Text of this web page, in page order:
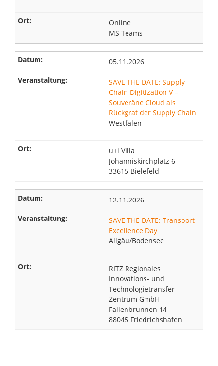
Online
MS Teams
05.11.2026
SAVE THE DATE: Supply
Chain Digitization V –
Souveräne Cloud als
Rückgrat der Supply Chain
Westfalen
u+i Villa
Johanniskirchplatz 6
33615 Bielefeld
12.11.2026
SAVE THE DATE: Transport
Excellence Day
Allgäu/Bodensee
RITZ Regionales
Innovations- und
Technologietransfer
Zentrum GmbH
Fallenbrunnen 14
88045 Friedrichshafen